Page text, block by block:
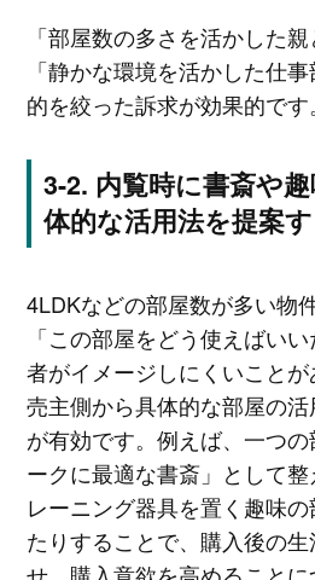
「部屋数の多さを活かした
「静かな環境を活かした仕事
的を絞った訴求が効果的です。
内覧時に書斎や
体的な活用法を提案
4LDKなどの部屋数が多い物
「この部屋をどう使えばい
者がイメージしにくいことが
売主側から具体的な部屋の
が有効です。例えば、一つ
ークに最適な書斎」として
レーニング器具を置く趣味
たりすることで、購入後の